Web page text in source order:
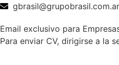
gbrasil@grupobrasil.com.ar
Email exclusivo para
Para enviar CV, dirigirse a la